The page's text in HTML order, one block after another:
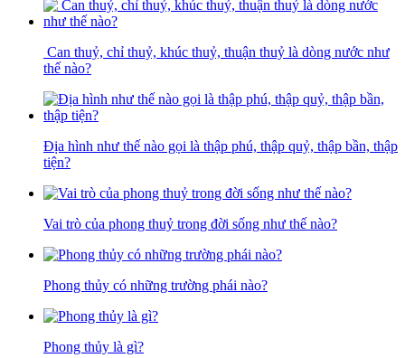
Can thuỷ, chỉ thuỷ, khúc thuỷ, thuận thuỷ là dòng nước như
thế nào?
Địa hình như thế nào gọi là thập phú, thập quỷ, thập bần, thập
tiện?
Vai trò của phong thuỷ trong đời sống như thế nào?
Phong thủy có những trường phái nào?
Phong thủy là gì?